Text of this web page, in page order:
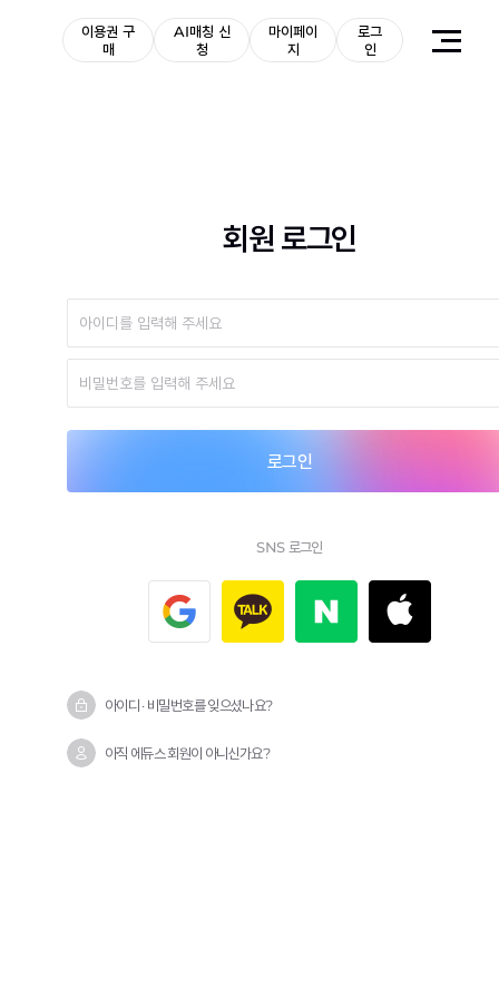
이용권 구
매
AI매칭 신
청
마이페이
지
로그
인
회원 로그인
로그인
SNS 로그인
아이디 · 비밀번호를 잊으셨나요?
아직 에듀스 회원이 아니신가요?